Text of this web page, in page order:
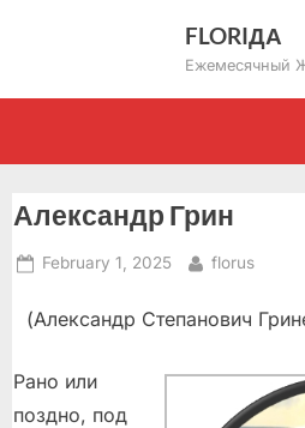
FLORIДА
Ежемесячный
Александр Грин
Posted
February 1, 2025 By
florus
(Александр Степанович
Рано или
поздно, под